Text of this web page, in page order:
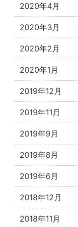
2020年4月
2020年3月
2020年2月
2020年1月
2019年12月
2019年11月
2019年9月
2019年8月
2019年6月
2018年12月
2018年11月